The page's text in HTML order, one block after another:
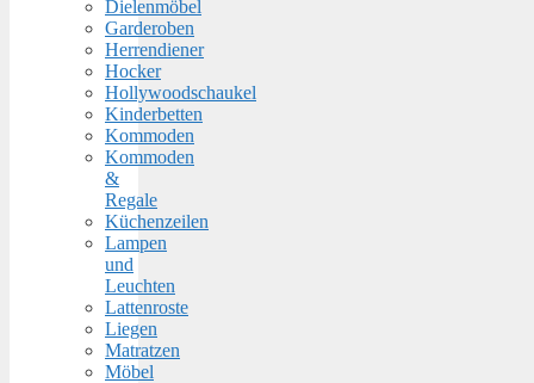
Dielenmöbel
Garderoben
Herrendiener
Hocker
Hollywoodschaukel
Kinderbetten
Kommoden
Kommoden
&
Regale
Küchenzeilen
Lampen
und
Leuchten
Lattenroste
Liegen
Matratzen
Möbel